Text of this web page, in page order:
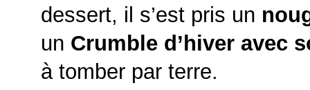
dessert, il s’est pris un
un Crumble d’hiver avec
à tomber par terre.